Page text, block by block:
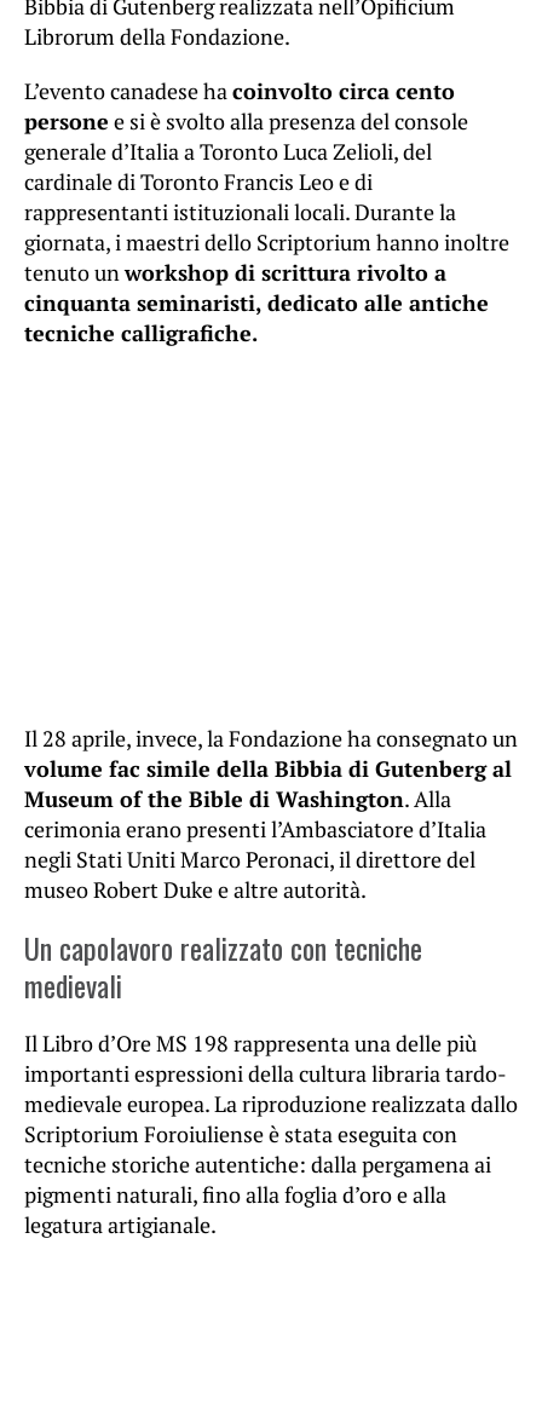
Bibbia di Gutenberg realizzata nell’Opificium
Librorum della Fondazione.
L’evento canadese hacoinvolto circa cento
persone e si è svolto alla presenza del console
generale d’Italia a Toronto Luca Zelioli, del
cardinale di Toronto Francis Leo e di
rappresentanti istituzionali locali. Durante la
giornata, i maestri dello Scriptorium hanno inoltre
tenuto unworkshop di scrittura rivolto a
cinquanta seminaristi, dedicato alle antiche
tecniche calligrafiche.
Il 28 aprile, invece, la Fondazione ha consegnato un
volume fac simile della Bibbia di Gutenberg al
Museum of the Bible di Washington. Alla
cerimonia erano presenti l’Ambasciatore d’Italia
negli Stati Uniti Marco Peronaci, il direttore del
museo Robert Duke e altre autorità.
Un capolavoro realizzato con tecniche
medievali
Il Libro d’Ore MS 198 rappresenta una delle più
importanti espressioni della cultura libraria tardo-
medievale europea. La riproduzione realizzata dallo
Scriptorium Foroiuliense è stata eseguita con
tecniche storiche autentiche: dalla pergamena ai
pigmenti naturali, fino alla foglia d’oro e alla
legatura artigianale.